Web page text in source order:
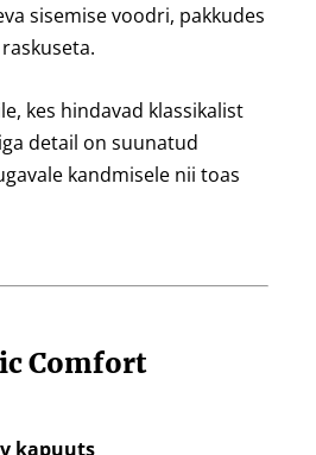
sisemise voodri, pakkudes
kes hindavad klassikalist
detail on suunatud
kandmisele nii toas
Comfort
kapuuts